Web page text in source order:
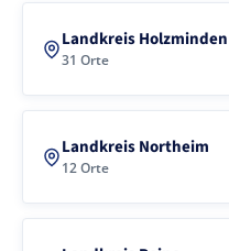
Landkreis Holzminden
31 Orte
Landkreis Northeim
12 Orte